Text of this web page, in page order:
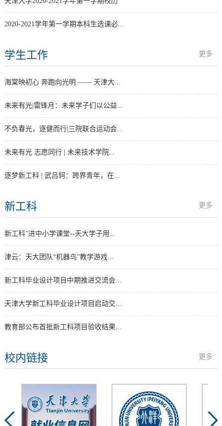
2020-2021学年第一学期本科生选课必...
学生工作 更多
海棠映初心 奔跑向光明 —— 天津大...
未来有光|雷锋月：未来学子们以公益...
不负春光，逐健而行|三院联合运动会...
未来有光 志愿同行 | 未来技术学院...
逐梦新工科 | 武吕轲：跨界青年，在...
新工科 更多
新工科”进中小学课堂--天大学子用...
津云：天大团队“机器鸟”教学游戏...
新工科毕业设计项目中期推进交流会...
天津大学新工科毕业设计项目启动交...
教育部公布首批新工科项目验收结果...
校内链接 更多